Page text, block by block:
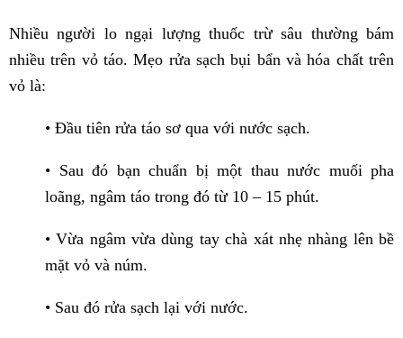
Nhiều người lo ngại lượng thuốc trừ sâu thường bám
nhiều trên vỏ táo. Mẹo rửa sạch bụi bẩn và hóa chất trên
vỏ là:
• Đầu tiên rửa táo sơ qua với nước sạch.
• Sau đó bạn chuẩn bị một thau nước muối pha
loãng, ngâm táo trong đó từ 10 – 15 phút.
• Vừa ngâm vừa dùng tay chà xát nhẹ nhàng lên bề
mặt vỏ và núm.
• Sau đó rửa sạch lại với nước.